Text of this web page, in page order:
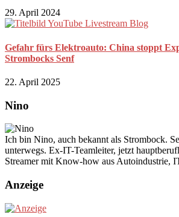
29. April 2024
Gefahr fürs Elektroauto: China stoppt
Strombocks Senf
22. April 2025
Nino
Ich bin Nino, auch bekannt als Strombock.
unterwegs. Ex-IT-Teamleiter, jetzt
Streamer mit Know-how aus Autoindustrie,
Anzeige